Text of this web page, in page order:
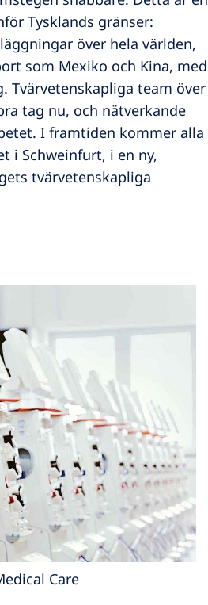
Tysklands gränser:
över hela världen,
som Mexiko och Kina, med
Tvärvetenskapliga team över
tag nu, och nätverkande
I framtiden kommer alla
i Schweinfurt, i en ny,
tvärvetenskapliga
Care